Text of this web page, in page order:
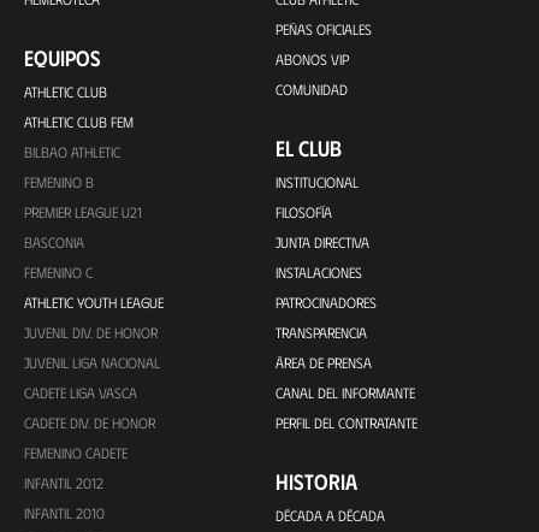
EQUIPOS
ATHLETIC CLUB
ATHLETIC CLUB FEM
BILBAO ATHLETIC
FEMENINO B
PREMIER LEAGUE U21
BASCONIA
FEMENINO C
ATHLETIC YOUTH LEAGUE
JUVENIL DIV. DE HONOR
JUVENIL LIGA NACIONAL
CADETE LIGA VASCA
CADETE DIV. DE HONOR
FEMENINO CADETE
INFANTIL 2012
INFANTIL 2010
PEÑAS OFICIALES
ABONOS VIP
COMUNIDAD
EL CLUB
INSTITUCIONAL
FILOSOFÍA
JUNTA DIRECTIVA
INSTALACIONES
PATROCINADORES
TRANSPARENCIA
ÁREA DE PRENSA
CANAL DEL INFORMANTE
PERFIL DEL CONTRATANTE
HISTORIA
DÉCADA A DÉCADA